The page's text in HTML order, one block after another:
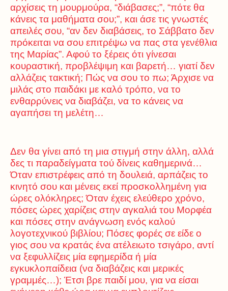
αρχίσεις τη μουρμούρα, “διάβασες;”, “πότε θα
κάνεις τα μαθήματα σου;”, και άσε τις γνωστές
απειλές σου, “αν δεν διαβάσεις, το Σάββατο δεν
πρόκειται να σου επιτρέψω να πας στα γενέθλια
της Μαρίας”. Αφού το ξέρεις ότι γίνεσαι
κουραστική, προβλέψιμη και βαρετή… γιατί δεν
αλλάζεις τακτική; Πώς να σου το πω; Άρχισε να
μιλάς στο παιδάκι με καλό τρόπο, να το
ενθαρρύνεις να διαβάζει, να το κάνεις να
αγαπήσει τη μελέτη…
Δεν θα γίνει από τη μια στιγμή στην άλλη, αλλά
δες τι παραδείγματα τού δίνεις καθημερινά…
Όταν επιστρέφεις από τη δουλειά, αρπάζεις το
κινητό σου και μένεις εκεί προσκολλημένη για
ώρες ολόκληρες; Όταν έχεις ελεύθερο χρόνο,
πόσες ώρες χαρίζεις στην αγκαλιά του Μορφέα
και πόσες στην ανάγνωση ενός καλού
λογοτεχνικού βιβλίου; Πόσες φορές σε είδε ο
γιος σου να κρατάς ένα ατέλειωτο τσιγάρο, αντί
να ξεφυλλίζεις μία εφημερίδα ή μία
εγκυκλοπαίδεια (να διαβάζεις και μερικές
γραμμές…); Έτσι βρε παιδί μου, για να είσαι